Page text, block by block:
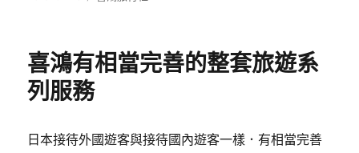
喜鴻有相當完善的整套旅遊系
列服務
日本接待外國遊客與接待國內遊客一樣．有相當完善